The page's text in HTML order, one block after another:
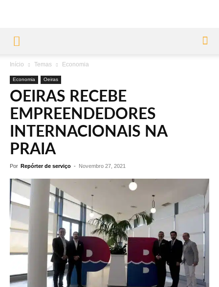
Início Temas Economia
Economia Oeiras
OEIRAS RECEBE
EMPREENDEDORES
INTERNACIONAIS NA
PRAIA
Por Repórter de serviço - Novembro 27, 2021